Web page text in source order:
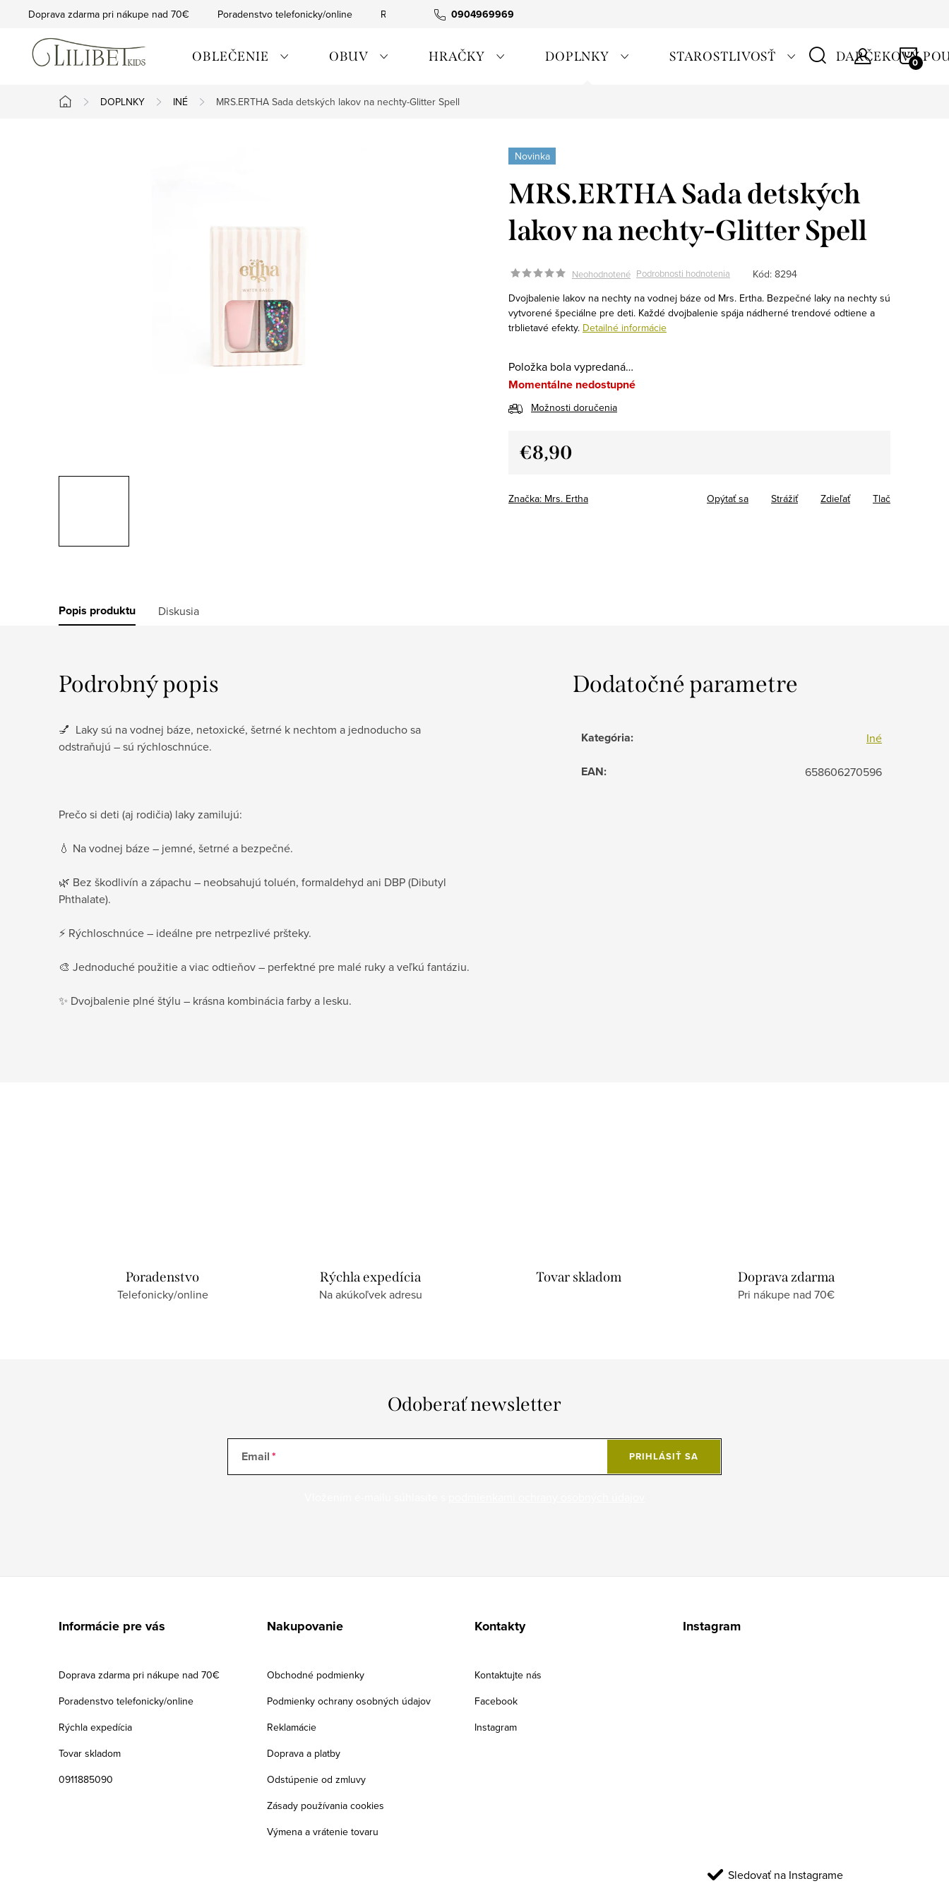
0904969969
Doprava zdarma pri nákupe nad 70€ Poradenstvo telefonicky/online Rýchla expedícia Tovar skladom
OBLEČENIE OBUV HRAČKY DOPLNKY STAROSTLIVOSŤ DARČEKOVÝ
Domov
DOPLNKY INÉ MRS.ERTHA Sada detských lakov na nechty-Glitter Spell
Novinka
MRS.ERTHA Sada detských
lakov na nechty-Glitter Spell
Neohodnotené Podrobnosti hodnotenia Kód: 8294
Dvojbalenie lakov na nechty na vodnej báze od Mrs. Ertha. Bezpečné laky na nechty sú
vytvorené špeciálne pre deti. Každé dvojbalenie spája nádherné trendové odtiene a
trblietavé efekty. Detailné informácie
Položka bola vypredaná…
Momentálne nedostupné
Možnosti doručenia
€8,90
Značka: Mrs. Ertha Tlač
Opýtať sa Strážiť Zdieľať
Popis produktu Diskusia
Podrobný popis
💅 Laky sú na vodnej báze, netoxické, šetrné k nechtom a jednoducho sa
odstraňujú – sú rýchloschnúce.
Prečo si deti (aj rodičia) laky zamilujú:
💧 Na vodnej báze – jemné, šetrné a bezpečné.
🌿 Bez škodlivín a zápachu – neobsahujú toluén, formaldehyd ani DBP (Dibutyl
Phthalate).
⚡ Rýchloschnúce – ideálne pre netrpezlivé pršteky.
🎨 Jednoduché použitie a viac odtieňov – perfektné pre malé ruky a veľkú fantáziu.
✨ Dvojbalenie plné štýlu – krásna kombinácia farby a lesku.
Dodatočné parametre
Kategória: Iné
EAN: 658606270596
Poradenstvo
Telefonicky/online
Rýchla expedícia
Na akúkoľvek adresu
Tovar skladom Doprava zdarma
Pri nákupe nad 70€
Odoberať newsletter
Email PRIHLÁSIŤ SA
Informácie pre vás
Doprava zdarma pri nákupe nad 70€
Poradenstvo telefonicky/online
Rýchla expedícia
Tovar skladom
0911885090
Nakupovanie
Obchodné podmienky
Podmienky ochrany osobných údajov
Reklamácie
Doprava a platby
Odstúpenie od zmluvy
Zásady používania cookies
Výmena a vrátenie tovaru
Kontakty
Kontaktujte nás
Facebook
Instagram
Instagram
Sledovať na Instagrame